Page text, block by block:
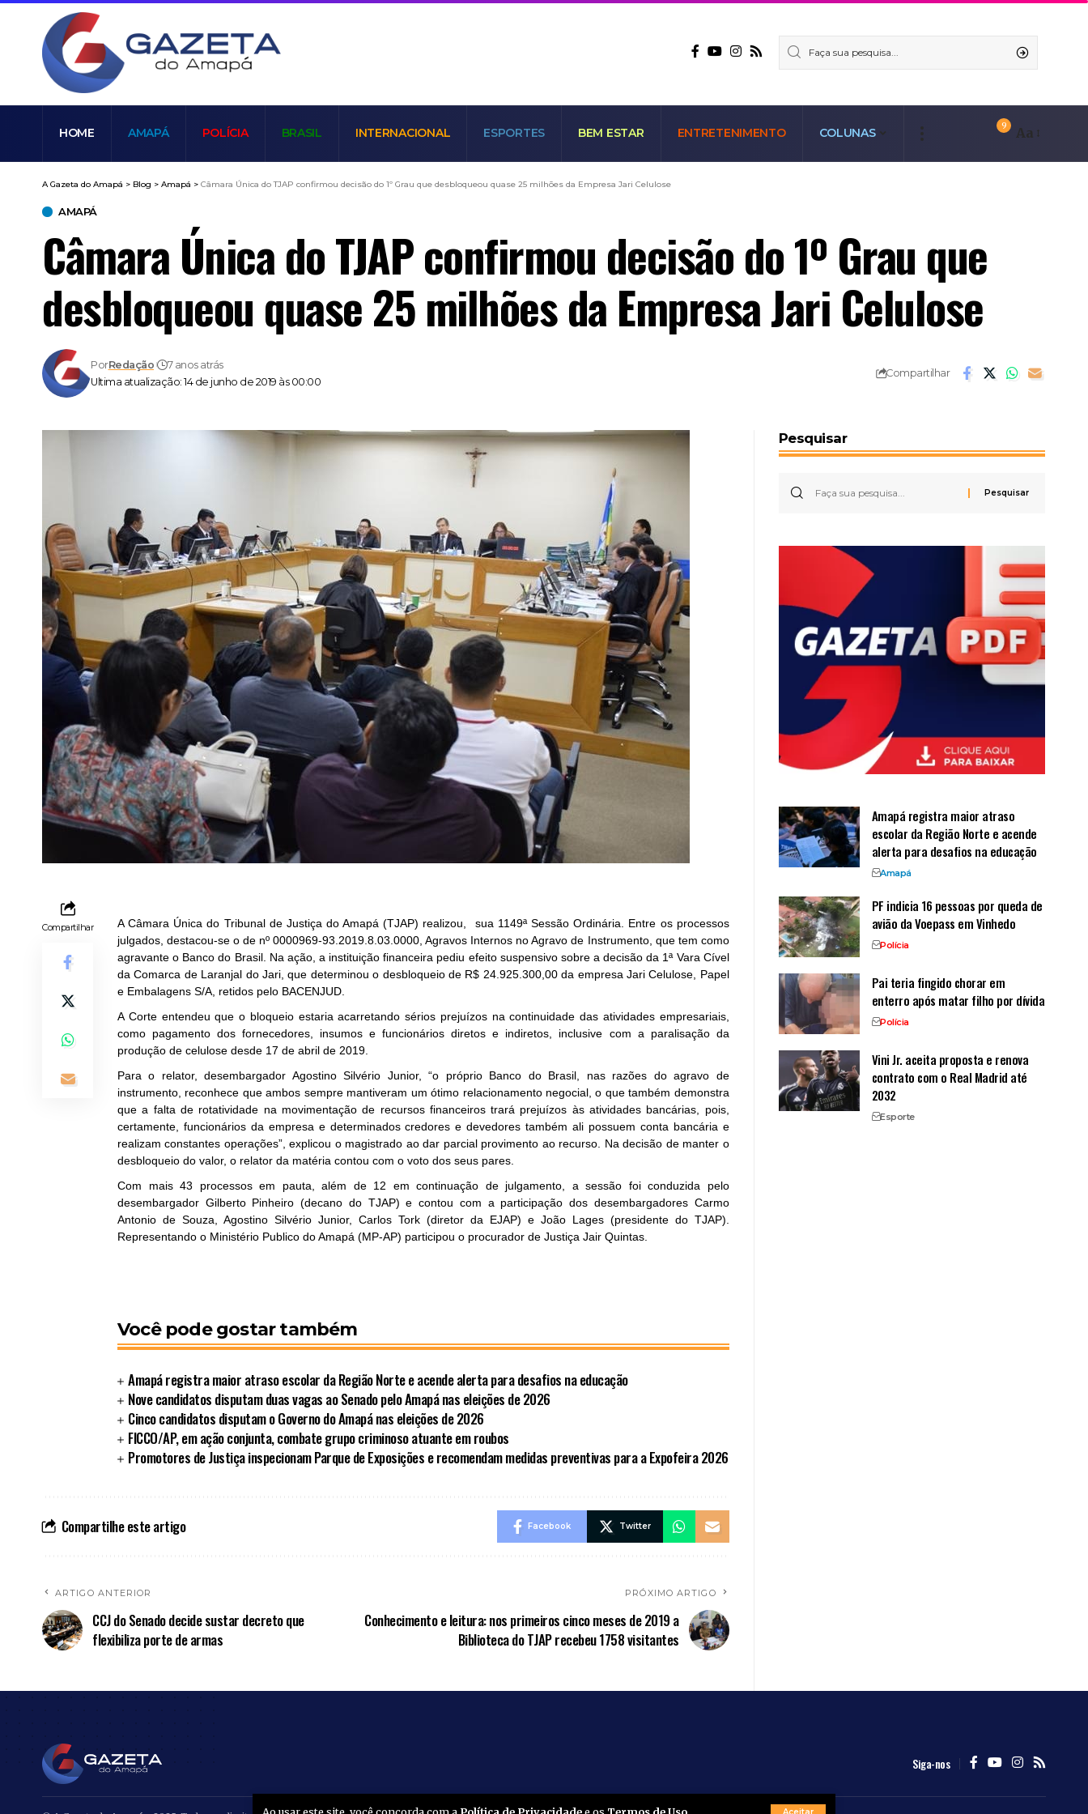
Aceitar
HOME AMAPÁ POLÍCIA BRASIL INTERNACIONAL ESPORTES BEM ESTAR ENTRETENIMENTO COLUNAS
9 Aa
A Gazeta do Amapá > Blog > Amapá > Câmara Única do TJAP confirmou decisão do 1º Grau que desbloqueou quase 25 milhões da Empresa Jari Celulose
AMAPÁ
Câmara Única do TJAP confirmou decisão do 1º Grau que
desbloqueou quase 25 milhões da Empresa Jari Celulose
Ultima atualização: 14 de junho de 2019 às 00:00
PorRedação 7 anos atrás
Compartilhar
Compartilhar
A Câmara Única do Tribunal de Justiça do Amapá (TJAP) realizou, sua 1149ª Sessão Ordinária. Entre os processos
julgados, destacou-se o de nº 0000969-93.2019.8.03.0000, Agravos Internos no Agravo de Instrumento, que tem como
agravante o Banco do Brasil. Na ação, a instituição financeira pediu efeito suspensivo sobre a decisão da 1ª Vara Cível
da Comarca de Laranjal do Jari, que determinou o desbloqueio de R$ 24.925.300,00 da empresa Jari Celulose, Papel
e Embalagens S/A, retidos pelo BACENJUD.
A Corte entendeu que o bloqueio estaria acarretando sérios prejuízos na continuidade das atividades empresariais,
como pagamento dos fornecedores, insumos e funcionários diretos e indiretos, inclusive com a paralisação da
produção de celulose desde 17 de abril de 2019.
Para o relator, desembargador Agostino Silvério Junior, “o próprio Banco do Brasil, nas razões do agravo de
instrumento, reconhece que ambos sempre mantiveram um ótimo relacionamento negocial, o que também demonstra
que a falta de rotatividade na movimentação de recursos financeiros trará prejuízos às atividades bancárias, pois,
certamente, funcionários da empresa e determinados credores e devedores também ali possuem conta bancária e
realizam constantes operações”, explicou o magistrado ao dar parcial provimento ao recurso. Na decisão de manter o
desbloqueio do valor, o relator da matéria contou com o voto dos seus pares.
Com mais 43 processos em pauta, além de 12 em continuação de julgamento, a sessão foi conduzida pelo
desembargador Gilberto Pinheiro (decano do TJAP) e contou com a participação dos desembargadores Carmo
Antonio de Souza, Agostino Silvério Junior, Carlos Tork (diretor da EJAP) e João Lages (presidente do TJAP).
Representando o Ministério Publico do Amapá (MP-AP) participou o procurador de Justiça Jair Quintas.
Você pode gostar também
Amapá registra maior atraso escolar da Região Norte e acende alerta para desafios na educação
Nove candidatos disputam duas vagas ao Senado pelo Amapá nas eleições de 2026
Cinco candidatos disputam o Governo do Amapá nas eleições de 2026
FICCO/AP, em ação conjunta, combate grupo criminoso atuante em roubos
Promotores de Justiça inspecionam Parque de Exposições e recomendam medidas preventivas para a Expofeira 2026
Compartilhe este artigo Facebook Twitter
ARTIGO ANTERIOR
CCJ do Senado decide sustar decreto que
flexibiliza porte de armas
PRÓXIMO ARTIGO
Conhecimento e leitura: nos primeiros cinco meses de 2019 a
Biblioteca do TJAP recebeu 1758 visitantes
Pesquisar
Amapá registra maior atraso
escolar da Região Norte e acende
alerta para desafios na educação
Amapá
PF indicia 16 pessoas por queda de
avião da Voepass em Vinhedo
Polícia
Pai teria fingido chorar em
enterro após matar filho por dívida
Polícia
Vini Jr. aceita proposta e renova
contrato com o Real Madrid até
2032
Esporte
Siga-nos